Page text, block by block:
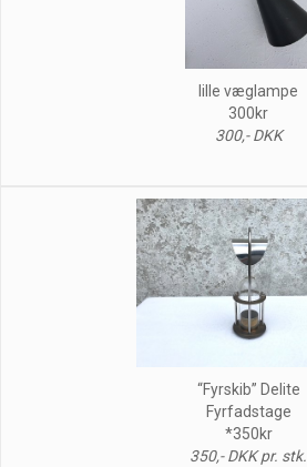
lille væglampe
300kr
300,- DKK
“Fyrskib” Delite
Fyrfadstage
*350kr
350,- DKK pr. stk.